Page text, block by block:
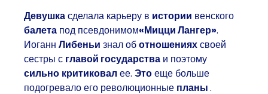
Девушкасделала карьеру в истории венского
балета под псевдонимом«Мицци Лангер».
Иоганн Либеньи знал оботношенияхсвоей
сестры с главой государства и поэтому
сильно критиковал ее. Этоеще больше
подогревало его революционные планы.